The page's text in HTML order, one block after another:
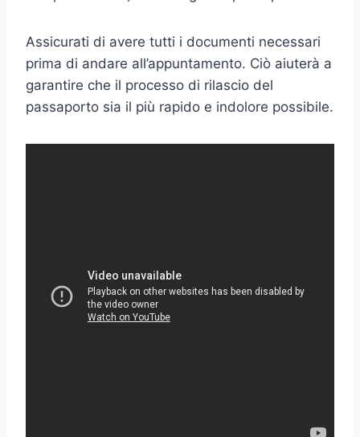
Assicurati di avere tutti i documenti necessari
prima di andare all’appuntamento. Ciò aiuterà a
garantire che il processo di rilascio del
passaporto sia il più rapido e indolore possibile.